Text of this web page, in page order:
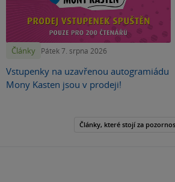
Články Pátek 7. srpna 2026
Vstupenky na uzavřenou autogramiádu
Mony Kasten jsou v prodeji!
Články, které stojí za